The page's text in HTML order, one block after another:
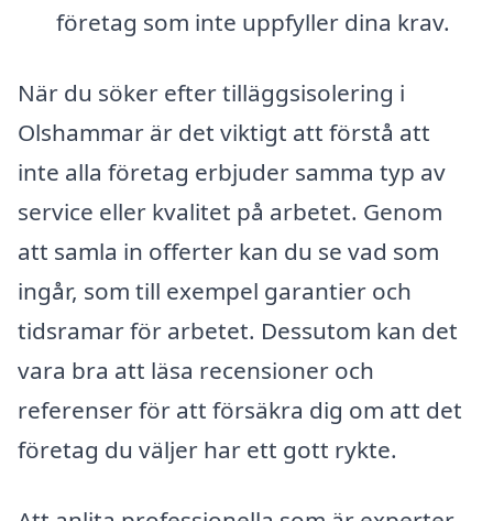
företag som inte uppfyller dina krav.
När du söker efter tilläggsisolering i
Olshammar är det viktigt att förstå att
inte alla företag erbjuder samma typ av
service eller kvalitet på arbetet. Genom
att samla in offerter kan du se vad som
ingår, som till exempel garantier och
tidsramar för arbetet. Dessutom kan det
vara bra att läsa recensioner och
referenser för att försäkra dig om att det
företag du väljer har ett gott rykte.